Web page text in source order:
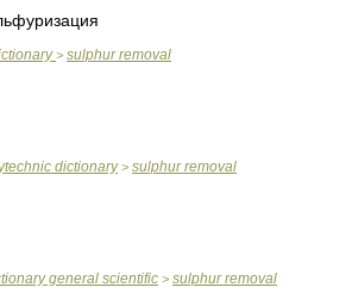
> sulphur removal
dictionary> sulphur removal
general scientific > sulphur removal